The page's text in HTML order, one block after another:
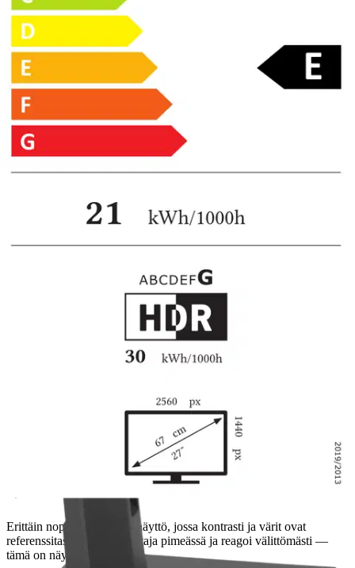
Hinta ilman S-Etukorttia: 529,00 €
Verkkokaupan hinta
Valitse toimitustapa
Ei saatavilla
Kotiin tai noutopisteeseen
Postin pakettiautomaattiin tai
palvelupisteeseen!
Tarkista myymäläsaatavuus
Erittäin nopea OLED‑pelinäyttö, jossa kontrasti ja värit ovat
referenssitasoa. Näe vastustaja pimeässä ja reagoi välittömästi —
tämä on näyttö, jolla erotut.